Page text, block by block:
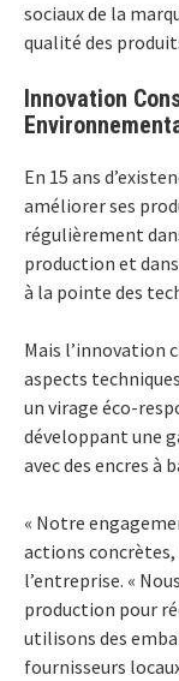
sociaux de la
qualité des
Innovation
En 15 ans
améliorer ses
régulièrement
production et
à la pointe des
Mais l’innovation
aspects
un virage éco-
développant une
avec des encres à
« Notre
actions concrètes,
l’entreprise. «
production pour
utilisons des
fournisseurs